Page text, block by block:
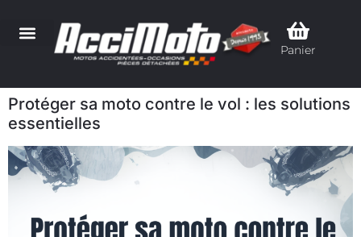
Panier
Protéger sa moto contre le vol : les solutions
essentielles